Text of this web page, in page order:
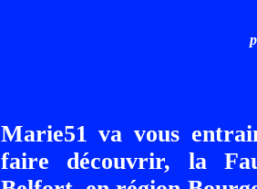
Marie51 va vous
faire découvrir, la